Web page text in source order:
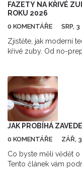
FAZETY NA KŘIVÉ
ROKU 2026
0 KOMENTÁŘE SRP,
Zjistěte, jak moderní
křivé zuby. Od no-
JAK PROBÍHÁ
0 KOMENTÁŘE ZÁŘ,
Co byste měli vědět
Tento článek vám